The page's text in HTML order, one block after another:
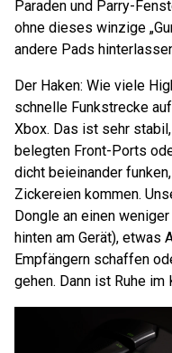
Paraden und Parry-
ohne dieses winzige
andere Pads
Der Haken: Wie viele
schnelle Funkstrecke
Xbox. Das ist sehr
belegten Front-Ports
dicht beieinander
Zickereien kommen.
Dongle an einen
hinten am Gerät), etwas
Empfängern schaffen
gehen. Dann ist Ruhe im